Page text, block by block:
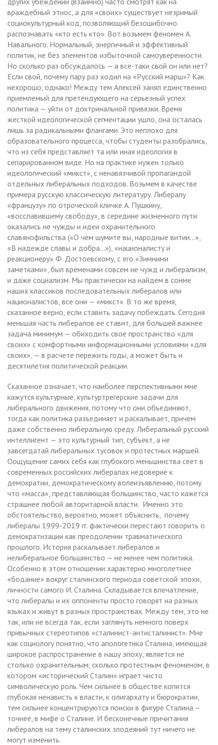
враждебный этнос, а для «своих» существует незримый
социокультурный код, позволяющий безошибочно
распознавать «кто есть кто». Вот возьмем феномен А.
Навального. Нормальный, энергичный и эффективный
политик, не без элементов избыточной самоуверенности.
Но сколько раз обсуждалось — а все-таки свой он или нет?
Если свой, почему пару раз ходил на «Русский марш»? Как
нехорошо, однако! Между тем Алексей занял единственно
приемлемый для претендующего на серьезный успех
политика — уйти от доктринальной привязки. Время
жесткой идеологической сегментации ушло, она осталась
лишь за радикальными флангами. Это неплохо для
образовательного процесса, чтобы студенты разобрались,
что из себя представляет та или иная идеология в
сепарированном виде. Но на практике нужен только
идеологический «микст», с ненавязчивой пропагандой
отдельных либеральных подходов. Возьмем в качестве
примера русскую классическую литературу. Либералу
«французу» по отроческой кличке А. Пушкину,
«восславившему свободу», в середине жизненного пути
оказались не чужды и идеи охранительного
славянофильства («О чем шумите вы, народные витии…»,
«В надежде славы и добра…»), «националисту и
реакционеру» Ф. Достоевскому, с его «Зимними
заметками», был временами совсем не чужд и либерализм,
и даже социализм. Мы практически на найдем в сонме
наших классиков последовательных либералов или
националистов, все они — «микст». В то же время,
сказанное верно, если ставить задачу побеждать. Сегодня
меньшая часть либералов ее ставит, для большей важнее
задача минимум — обиходить свое пространство «для
своих» с комфортными информационными условиями «для
своих», — в расчете пережить годы, а может быть и
десятилетия политической реакции.
Сказанное означает, что наиболее перспективными мне
кажутся культурные, культуртрегерские задачи для
либерального движения, потому что они объединяют,
тогда как политика разъединяет и раскалывает, причем
даже собственно либеральную среду. Либеральный русский
интеллигент — это культурный тип, субъект, а не
завсегдатай либеральных тусовок и протестных маршей.
Оощущение самих себя как глубокого меньшинства сеет в
современных российских либералах недоверие к
демократии, демократическому волеизъявлению, потому
что «масса», представляющая большинство, часто кажется
страшнее любой авторитарной власти. Именно это
обстоятельство, вероятно, может объяснить, почему
либералы 1999-2019 гг. фактически перестают говорить о
демократизации как преодолении травматического
прошлого. История раскалывает либералов и
нелиберальное большинство — не менее чем политика.
Особенно в этом отношении характерно многолетнее
«бодание» вокруг сталинского периода советской эпохи,
личности самого И. Сталина. Складывается впечатление,
что либералы и их оппоненты просто говорят на разных
языках и живут в разных пространствах. Между тем, это не
так, или не всегда так, если заглянуть немного поверх
привычных стереотипов «сталинист-антисталинист». Мне
как социологу понятно, что апологетика Сталина, имеющая
широкое распространение в нашу эпоху, является не
столько охранительным, сколько протестным феноменом, в
котором «исторический Сталин» играет чисто
символическую роль. Чем сильнее в обществе копится
глубокая ненависть к власти, к олигархату и бюрократии,
тем сильнее концентрируются поиски в фигуре Сталина –
точнее, в мифе о Сталине. И бесконечные причитания
либералов на тему сталинских злодеяний тут ничего не
могут изменить.